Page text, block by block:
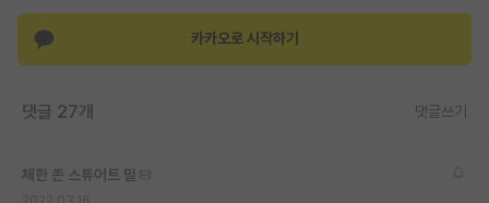
반도체/AI 게시판
학술 정보 게시판
커리어
카카오로 시작하기
댓글 27개 댓글쓰기
체한 존 스튜어트 밀